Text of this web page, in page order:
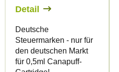
Detail
Deutsche
Steuermarken - nur für
den deutschen Markt
für 0,5ml Canapuff-